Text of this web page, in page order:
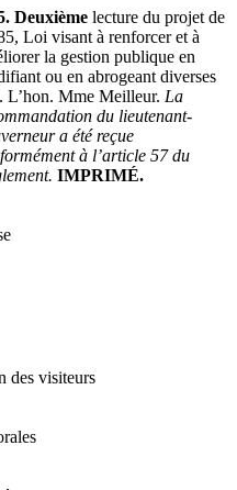
Deuxième lecture du projet de
Loi visant à renforcer et à
la gestion publique en
ou en abrogeant diverses
L’hon. Mme Meilleur. La
du lieutenant-
a été reçue
à l’article 57 du
IMPRIMÉ.
des visiteurs